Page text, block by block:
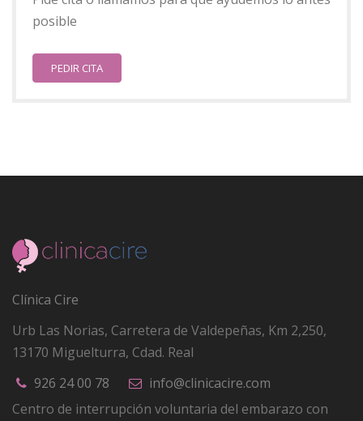
posible
PEDIR CITA
Clínica Cire
Urb Las Norias, Carretera de Valdepeñas, Km 2,250,
13170 Miguelturra, Cdad. Real
926 24 00 78
info@clinicacire.com
Centro de interrupción voluntaria del embarazo con